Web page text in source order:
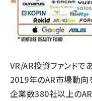
VR/AR投資ファンド
2019年のAR市場動向
企業数380社以上の